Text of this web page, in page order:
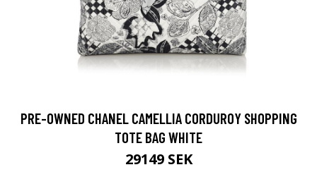
PRE-OWNED CHANEL CAMELLIA CORDUROY SHOPPING
TOTE BAG WHITE
29149 SEK